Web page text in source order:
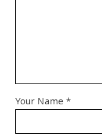
Your Name *